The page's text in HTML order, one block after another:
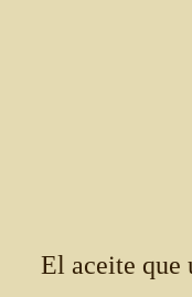
El aceite que